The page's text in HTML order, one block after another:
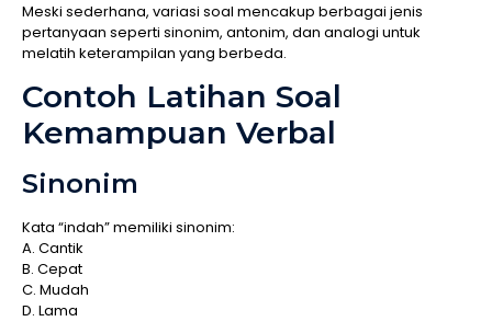
Meski sederhana, variasi soal mencakup berbagai jenis
pertanyaan seperti sinonim, antonim, dan analogi untuk
melatih keterampilan yang berbeda.
Contoh Latihan Soal
Kemampuan Verbal
Sinonim
Kata “indah” memiliki sinonim:
A. Cantik
B. Cepat
C. Mudah
D. Lama